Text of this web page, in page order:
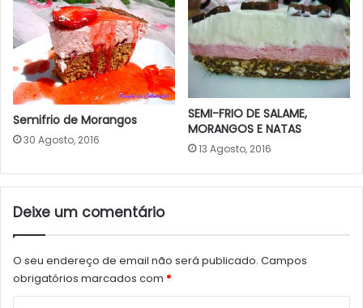
Semifrio de Morangos
30 Agosto, 2016
SEMI-FRIO DE SALAME,
MORANGOS E NATAS
13 Agosto, 2016
Deixe um comentário
O seu endereço de email não será publicado. Campos
obrigatórios marcados com *